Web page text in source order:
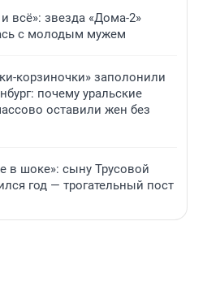
всё»: звезда «Дома-2»
с молодым мужем
корзиночки» заполонили
почему уральские
оставили жен без
в шоке»: сыну Трусовой
год — трогательный пост